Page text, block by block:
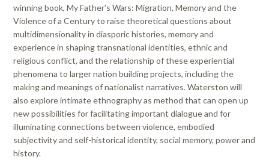
winning book, My Father’s Wars: Migration, Memory and the
Violence of a Century to raise theoretical questions about
multidimensionality in diasporic histories, memory and
experience in shaping transnational identities, ethnic and
religious conflict, and the relationship of these experiential
phenomena to larger nation building projects, including the
making and meanings of nationalist narratives. Waterston will
also explore intimate ethnography as method that can open up
new possibilities for facilitating important dialogue and for
illuminating connections between violence, embodied
subjectivity and self-historical identity, social memory, power and
history.